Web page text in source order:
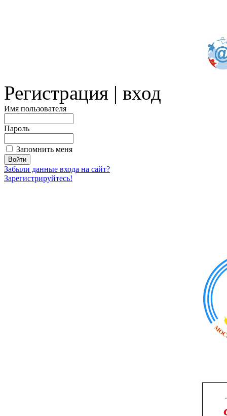
Регистрация | вход
Имя пользователя
Пароль
Запомнить меня
Забыли данные входа на сайт?
Зарегистрируйтесь!